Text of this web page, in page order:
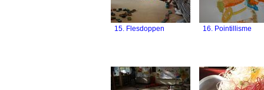
15. Flesdoppen 16. Pointillisme